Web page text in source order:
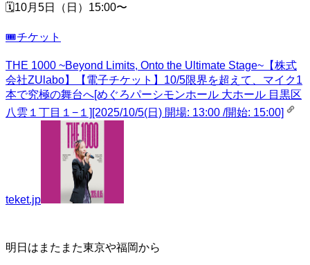
🗓10月5日（日）15:00〜
🎟️チケット
THE 1000 ~Beyond Limits, Onto the Ultimate Stage~【株式
会社ZUlabo】
【電子チケット】10/5限界を超えて、マイク1
本で究極の舞台へ[めぐろパーシモンホール 大ホール 目黒区
八雲１丁目１−１][2025/10/5(日) 開場: 13:00 /開始: 15:00]
teket.jp
明日はまたまた東京や福岡から